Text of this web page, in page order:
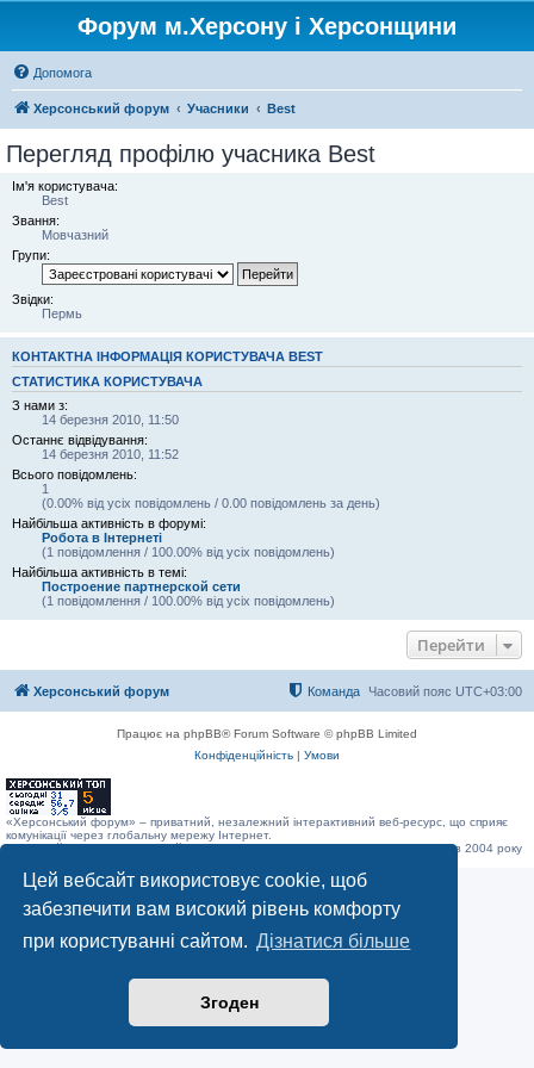
Цей вебсайт використовує cookie, щоб
забезпечити вам високий рівень комфорту
при користуванні сайтом. Дізнатися більше
Згоден
Форум м.Херсону і Херсонщини
Допомога
Херсонський форум Учасники Best
Перегляд профілю учасника Best
Ім'я користувача:
Best
Звання:
Мовчазний
Групи:
Звідки:
Пермь
КОНТАКТНА ІНФОРМАЦІЯ КОРИСТУВАЧА BEST
СТАТИСТИКА КОРИСТУВАЧА
З нами з:
14 березня 2010, 11:50
Останнє відвідування:
14 березня 2010, 11:52
Всього повідомлень:
1
(0.00% від усіх повідомлень / 0.00 повідомлень за день)
Найбільша активність в форумі:
Робота в Інтернеті
(1 повідомлення / 100.00% від усіх повідомлень)
Найбільша активність в темі:
Построение партнерской сети
(1 повідомлення / 100.00% від усіх повідомлень)
Перейти
Херсонський форум Часовий пояс UTC+03:00
Команда
Працює на phpBB® Forum Software © phpBB Limited
Конфіденційність | Умови
«Херсонський форум» – приватний, незалежний інтерактивний веб-ресурс, що сприяє
комунікації через глобальну мережу Інтернет.
Відкривайтеhf.uaта приєднуйтесь до дружньої спільноти, яка тут спілкується з 2004 року